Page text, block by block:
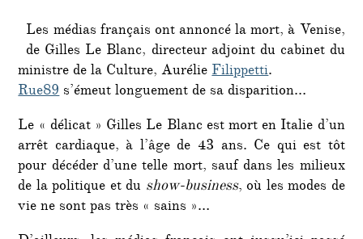
Les médias français ont annoncé la mort, à Venise,
de Gilles Le Blanc, directeur adjoint du cabinet du
ministre de la Culture, AurélieFilippetti.
Rue89s’émeut longuement de sa disparition…
Le « délicat » Gilles Le Blanc est mort en Italie d’un
arrêt cardiaque, à l’âge de 43 ans. Ce qui est tôt
pour décéder d’une telle mort, sauf dans les milieux
de la politique et du show-business, où les modes de
vie ne sont pas très « sains »…